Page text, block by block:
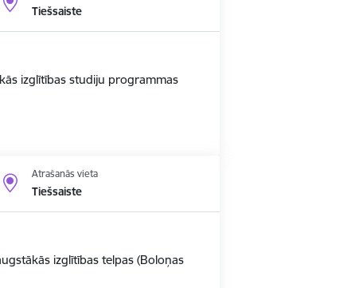
Tiešsaiste
izglītības studiju programmas
Atrašanās vieta
Tiešsaiste
izglītības telpas (Boloņas